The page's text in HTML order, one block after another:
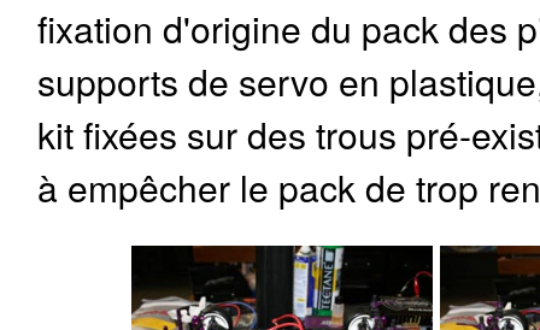
fixation d'origine du pack des
supports de servo en
kit fixées sur des trous pré-
à empêcher le pack de trop